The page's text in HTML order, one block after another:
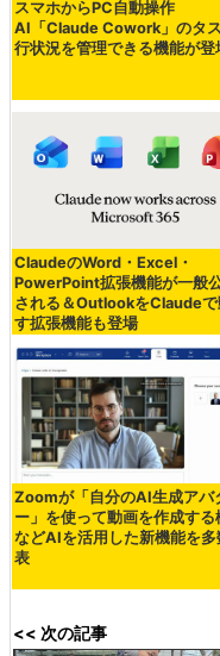
スマホからPC自動操作
AI「Claude Cowork」のタ
行状況を管理できる機能が登
ClaudeのWord・Excel・
PowerPoint拡張機能が一般
される＆OutlookをClaudeで
す拡張機能も登場
Zoomが「自分のAI生成アバ
ー」を使って動画を作成する
などAIを活用した新機能を多
表
<< 次の記事